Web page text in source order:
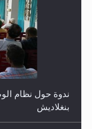
ندوة حول نظام
بنغلاديش